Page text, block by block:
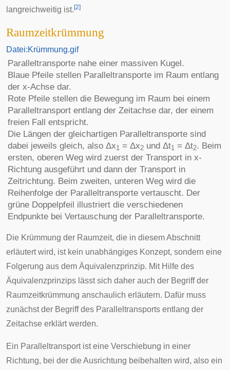
langreichweitig ist. [2]
Raumzeitkrümmung
Datei:Krümmung.gif
Paralleltransporte nahe einer massiven Kugel.
Blaue Pfeile stellen Paralleltransporte im Raum entlang
der x-Achse dar.
Rote Pfeile stellen die Bewegung im Raum bei einem
Paralleltransport entlang der Zeitachse dar, der einem
freien Fall entspricht.
Die Längen der gleichartigen Paralleltransporte sind
dabei jeweils gleich, also Δx1 = Δx2 und Δt1 = Δt2. Beim
ersten, oberen Weg wird zuerst der Transport in x-
Richtung ausgeführt und dann der Transport in
Zeitrichtung. Beim zweiten, unteren Weg wird die
Reihenfolge der Paralleltransporte vertauscht. Der
grüne Doppelpfeil illustriert die verschiedenen
Endpunkte bei Vertauschung der Paralleltransporte.
Die Krümmung der Raumzeit, die in diesem Abschnitt
erläutert wird, ist kein unabhängiges Konzept, sondern eine
Folgerung aus dem Äquivalenzprinzip. Mit Hilfe des
Äquivalenzprinzips lässt sich daher auch der Begriff der
Raumzeitkrümmung anschaulich erläutern. Dafür muss
zunächst der Begriff des Paralleltransports entlang der
Zeitachse erklärt werden.
Ein Paralleltransport ist eine Verschiebung in einer
Richtung, bei der die Ausrichtung beibehalten wird, also ein